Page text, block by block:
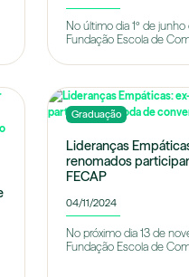
No último dia 1º de
Fundação Escola de
Graduação
Lideranças
renomados
FECAP
04/11/2024
No próximo dia 13 de
Fundação Escola de